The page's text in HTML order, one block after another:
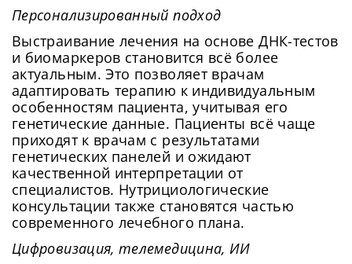
Персонализированный подход
Выстраивание лечения на основе ДНК-тестов
и биомаркеров становится всё более
актуальным. Это позволяет врачам
адаптировать терапию к индивидуальным
особенностям пациента, учитывая его
генетические данные. Пациенты всё чаще
приходят к врачам с результатами
генетических панелей и ожидают
качественной интерпретации от
специалистов. Нутрициологические
консультации также становятся частью
современного лечебного плана.
Цифровизация, телемедицина, ИИ